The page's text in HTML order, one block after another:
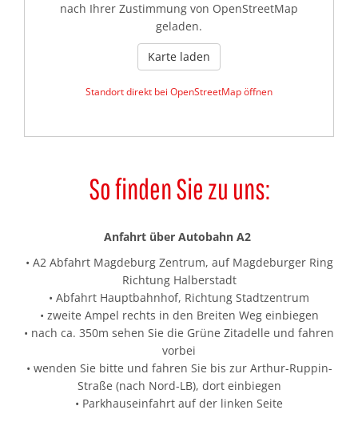
nach Ihrer Zustimmung von OpenStreetMap
geladen.
Karte laden
Standort direkt bei OpenStreetMap öffnen
So finden Sie zu uns:
Anfahrt über Autobahn A2
• A2 Abfahrt Magdeburg Zentrum, auf Magdeburger Ring
Richtung Halberstadt
• Abfahrt Hauptbahnhof, Richtung Stadtzentrum
• zweite Ampel rechts in den Breiten Weg einbiegen
• nach ca. 350m sehen Sie die Grüne Zitadelle und fahren
vorbei
• wenden Sie bitte und fahren Sie bis zur Arthur-Ruppin-
Straße (nach Nord-LB), dort einbiegen
• Parkhauseinfahrt auf der linken Seite